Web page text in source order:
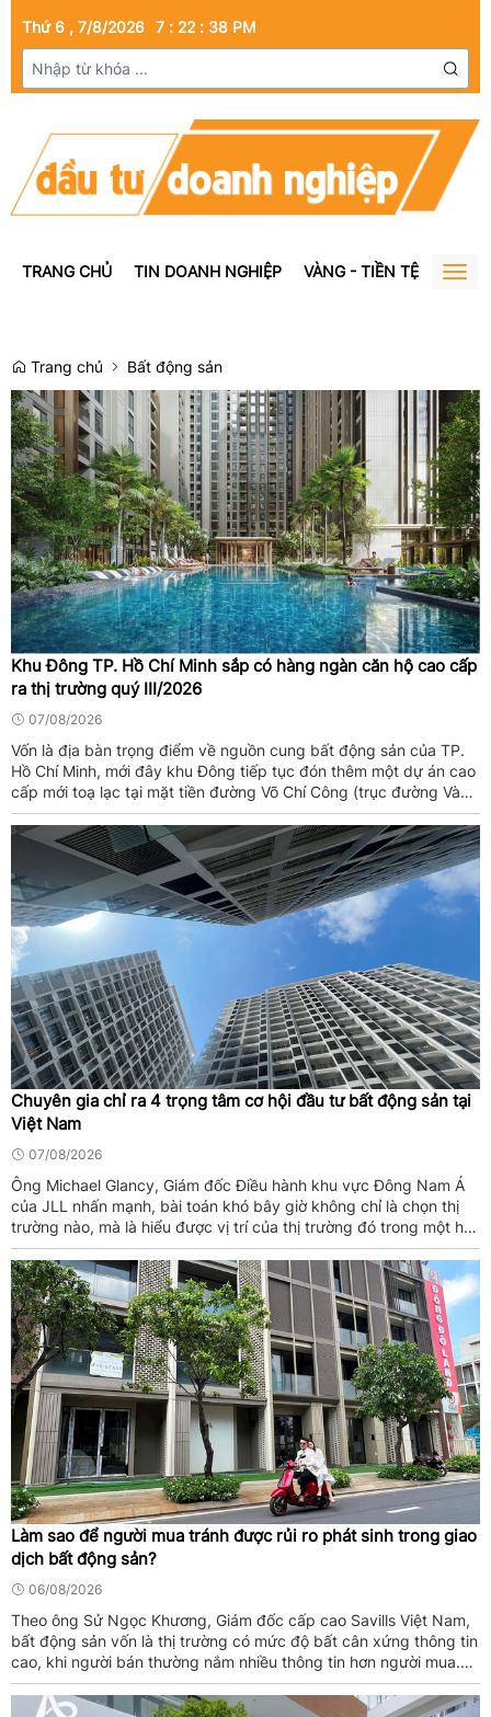
Thứ 6 , 7/8/2026 7 : 22 : 39 PM
TRANG CHỦ TIN DOANH NGHIỆP VÀNG - TIỀN TỆ BẤT
Trang chủ Bất động sản
Khu Đông TP. Hồ Chí Minh sắp có hàng ngàn căn hộ cao cấp
ra thị trường quý III/2026
07/08/2026
Vốn là địa bàn trọng điểm về nguồn cung bất động sản của TP.
Hồ Chí Minh, mới đây khu Đông tiếp tục đón thêm một dự án cao
cấp mới toạ lạc tại mặt tiền đường Võ Chí Công (trục đường Vành
đai 2) với hơn 1.000 căn hộ cao cấp, biệt thự và nhà phố.
Chuyên gia chỉ ra 4 trọng tâm cơ hội đầu tư bất động sản tại
Việt Nam
07/08/2026
Ông Michael Glancy, Giám đốc Điều hành khu vực Đông Nam Á
của JLL nhấn mạnh, bài toán khó bây giờ không chỉ là chọn thị
trường nào, mà là hiểu được vị trí của thị trường đó trong một hệ
sinh thái lớn hơn gồm chính sách, hạ tầng, con người và dòng ...
Làm sao để người mua tránh được rủi ro phát sinh trong giao
dịch bất động sản?
06/08/2026
Theo ông Sử Ngọc Khương, Giám đốc cấp cao Savills Việt Nam,
bất động sản vốn là thị trường có mức độ bất cân xứng thông tin
cao, khi người bán thường nắm nhiều thông tin hơn người mua.
Một hệ thống dữ liệu minh bạch sẽ góp phần thu hẹp khoảng
cách ...